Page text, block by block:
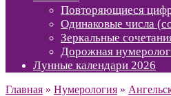
Повторяющиеся
Одинаковые числа
Зеркальные
Дорожная
Лунные календари 2026
Главная » Нумерология »